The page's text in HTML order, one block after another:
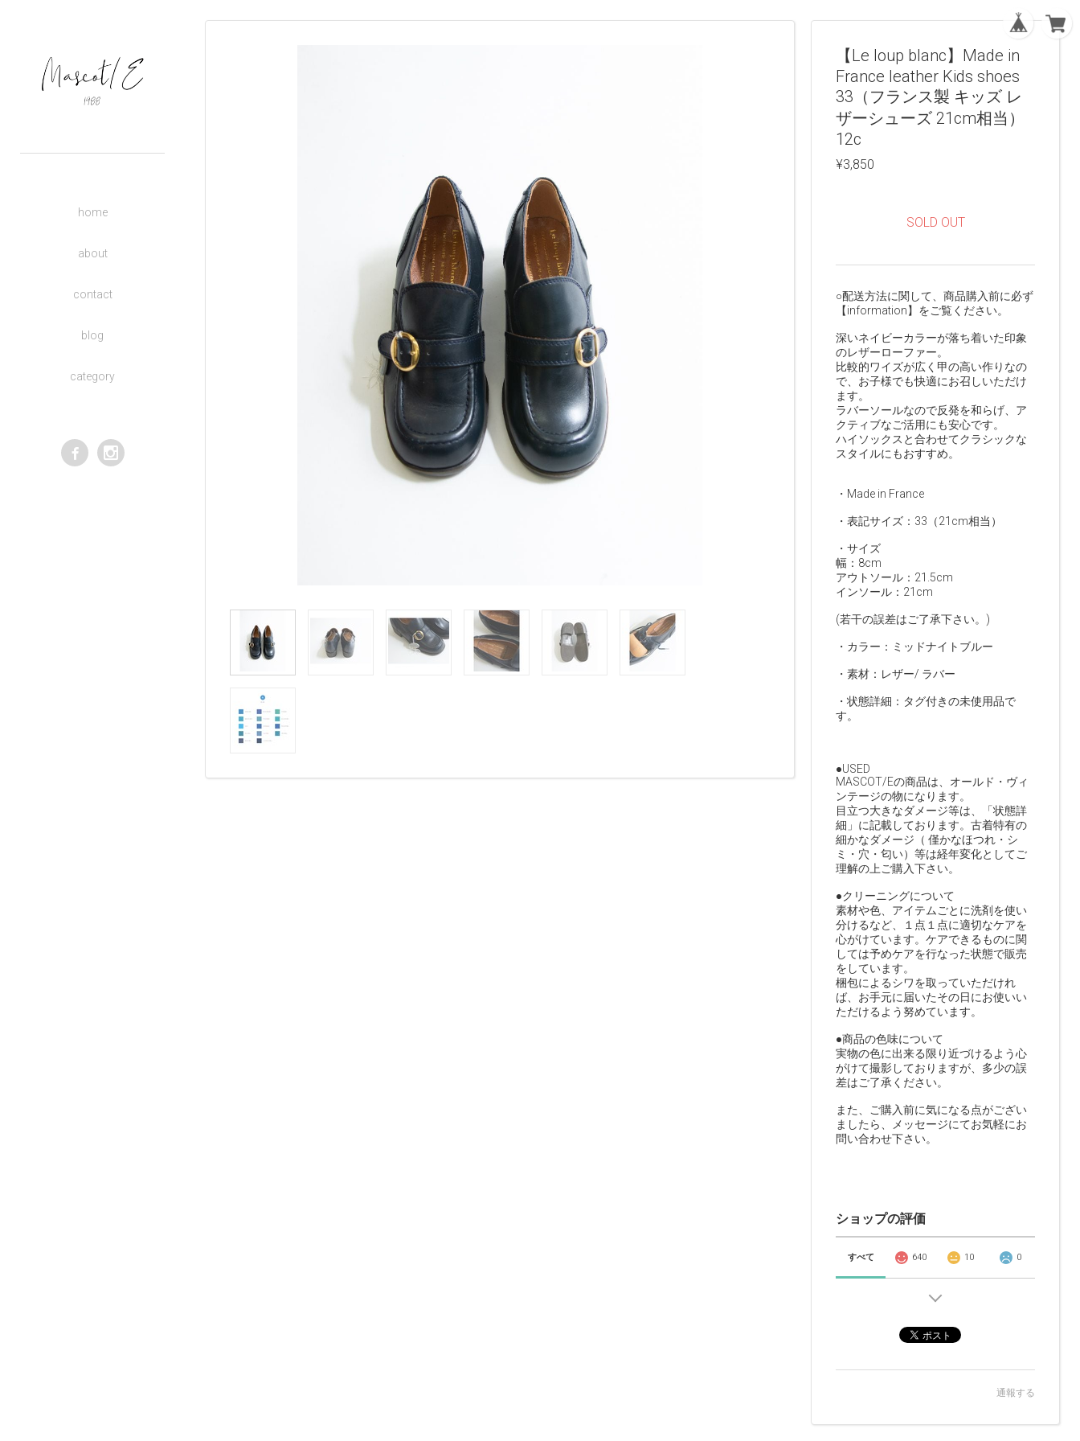
home
about
contact
blog
category
【Le loup blanc】Made in
France leather Kids shoes
33（フランス製 キッズ レ
ザーシューズ 21cm相当）
12c
¥3,850
SOLD OUT
○配送方法に関して、商品購入前に必ず
【information】をご覧ください。
深いネイビーカラーが落ち着いた印象
のレザーローファー。
比較的ワイズが広く甲の高い作りなの
で、お子様でも快適にお召しいただけ
ます。
ラバーソールなので反発を和らげ、ア
クティブなご活用にも安心です。
ハイソックスと合わせてクラシックな
スタイルにもおすすめ。
・Made in France
・表記サイズ：33（21cm相当）
・サイズ
幅：8cm
アウトソール：21.5cm
インソール：21cm
(若干の誤差はご了承下さい。)
・カラー：ミッドナイトブルー
・素材：レザー/ ラバー
・状態詳細：タグ付きの未使用品で
す。
●USED
MASCOT/Eの商品は、オールド・ヴィ
ンテージの物になります。
目立つ大きなダメージ等は、「状態詳
細」に記載しております。古着特有の
細かなダメージ（ 僅かなほつれ・シ
ミ・穴・匂い）等は経年変化としてご
理解の上ご購入下さい。
●クリーニングについて
素材や色、アイテムごとに洗剤を使い
分けるなど、１点１点に適切なケアを
心がけています。ケアできるものに関
しては予めケアを行なった状態で販売
をしています。
梱包によるシワを取っていただけれ
ば、お手元に届いたその日にお使いい
ただけるよう努めています。
●商品の色味について
実物の色に出来る限り近づけるよう心
がけて撮影しておりますが、多少の誤
差はご了承ください。
また、ご購入前に気になる点がござい
ましたら、メッセージにてお気軽にお
問い合わせ下さい。
ショップの評価
すべて 640 10 0
通報する